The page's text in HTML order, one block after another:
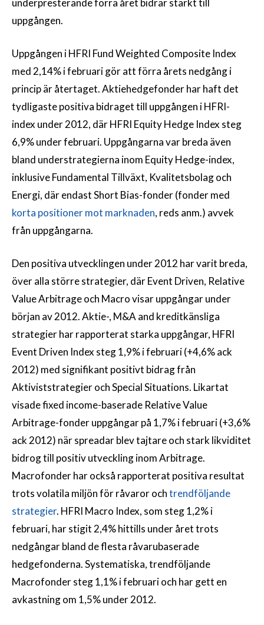
uppgången.
Uppgången i HFRI Fund Weighted Composite Index
med 2,14% i februari gör att förra årets nedgång i
princip är återtaget. Aktiehedgefonder har haft det
tydligaste positiva bidraget till uppgången i HFRI-
index under 2012, där HFRI Equity Hedge Index steg
6,9% under februari. Uppgångarna var breda även
bland understrategierna inom Equity Hedge-index,
inklusive Fundamental Tillväxt, Kvalitetsbolag och
Energi, där endast Short Bias-fonder (fonder med
korta positioner mot marknaden, reds anm.) avvek
från uppgångarna.
Den positiva utvecklingen under 2012 har varit breda,
över alla större strategier, där Event Driven, Relative
Value Arbitrage och Macro visar uppgångar under
början av 2012. Aktie-, M&A and kreditkänsliga
strategier har rapporterat starka uppgångar, HFRI
Event Driven Index steg 1,9% i februari (+4,6% ack
2012) med signifikant positivt bidrag från
Aktiviststrategier och Special Situations. Likartat
visade fixed income-baserade Relative Value
Arbitrage-fonder uppgångar på 1,7% i februari (+3,6%
ack 2012) när spreadar blev tajtare och stark likviditet
bidrog till positiv utveckling inom Arbitrage.
Macrofonder har också rapporterat positiva resultat
trots volatila miljön för råvaror ochtrendföljande
strategier. HFRI Macro Index, som steg 1,2% i
februari, har stigit 2,4% hittills under året trots
nedgångar bland de flesta råvarubaserade
hedgefonderna. Systematiska, trendföljande
Macrofonder steg 1,1% i februari och har gett en
avkastning om 1,5% under 2012.